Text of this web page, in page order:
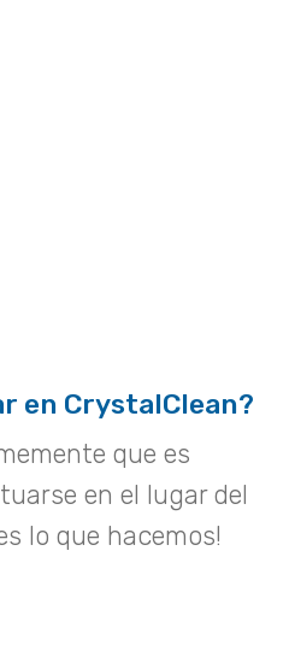
en CrystalClean?
que es
en el lugar del
lo que hacemos!